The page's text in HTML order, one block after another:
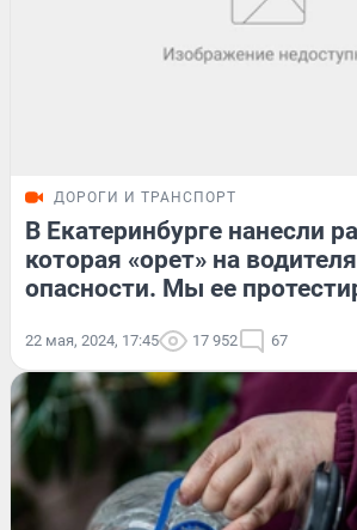
ДОРОГИ И ТРАНСПОРТ
В Екатеринбурге нанесли
которая «орет» на
опасности. Мы ее
22 мая, 2024, 17:45 17 952 67